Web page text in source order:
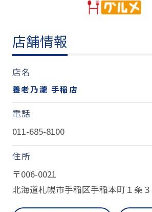
店舗情報
店名
養老乃瀧 手稲店
電話
011-685-8100
住所
〒006-0021
北海道札幌市手稲区手稲本町１条